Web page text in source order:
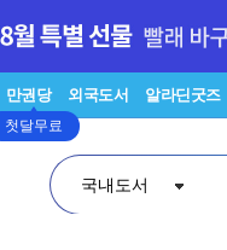
만권당
첫달무료
외국도서 알라딘굿즈
국내도서